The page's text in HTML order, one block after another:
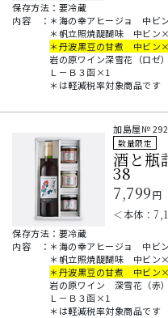
保存方法：要冷蔵
内容 ： ＊海の幸アヒージョ 中ビ
＊帆立照焼醍醐味 中ビン
＊丹波黒豆の甘煮 中ビン
岩の原ワイン深雪花（ロゼ
Ｌ－Ｂ３函×1
＊は軽減税率対象商品です
加島屋№
数量限定
酒と瓶
38
7,799円
＜本体：
保存方法：要冷蔵
内容 ： ＊海の幸アヒージョ 中ビ
＊帆立照焼醍醐味 中ビン
＊丹波黒豆の甘煮 中ビン
岩の原ワイン 深雪花（赤
Ｌ－Ｂ３函×1
＊は軽減税率対象商品です